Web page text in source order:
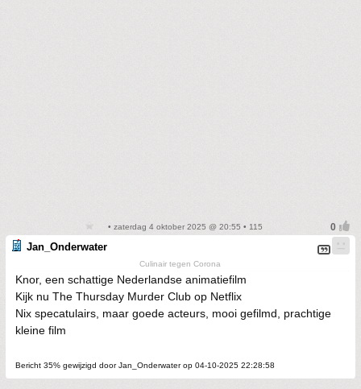
• zaterdag 4 oktober 2025 @ 20:55 • 115
Jan_Onderwater
Culinair tegen Corona
Knor, een schattige Nederlandse animatiefilm
Kijk nu The Thursday Murder Club op Netflix
Nix specatulairs, maar goede acteurs, mooi gefilmd, prachtige
kleine film
Bericht 35% gewijzigd door Jan_Onderwater op 04-10-2025 22:28:58